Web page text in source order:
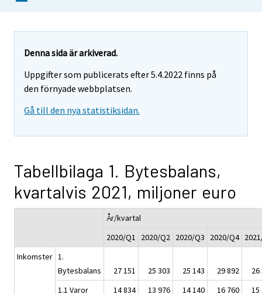
Denna sida är arkiverad.
Uppgifter som publicerats efter 5.4.2022 finns på
den förnyade webbplatsen.
Gå till den nya statistiksidan.
Tabellbilaga 1. Bytesbalans,
kvartalvis 2021, miljoner euro
År/kvartal
2020/Q1
2020/Q2 2020/Q3 2020/Q4
Inkomster 1.
Bytesbalans
27 151 25 303 25 143 29 892
26
1.1 Varor
14 834 13 976 14 140 16 760
15